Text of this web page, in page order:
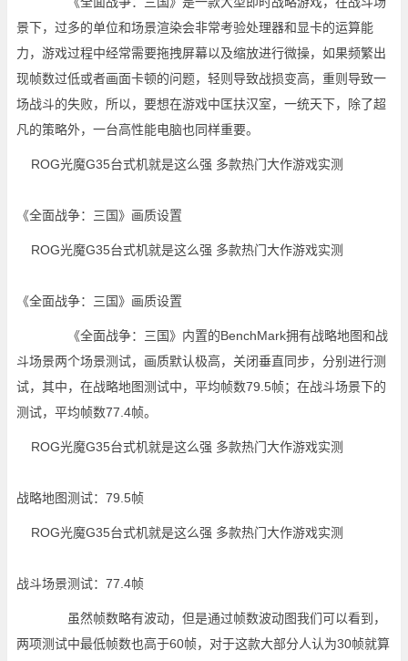
景下，过多的单位和场景渲染会非常考验处理器和显卡的运算能
力，游戏过程中经常需要拖拽屏幕以及缩放进行微操，如果频繁出
现帧数过低或者画面卡顿的问题，轻则导致战损变高，重则导致一
场战斗的失败，所以，要想在游戏中匡扶汉室，一统天下，除了超
凡的策略外，一台高性能电脑也同样重要。
《全面战争：三国》画质设置
《全面战争：三国》画质设置
《全面战争：三国》内置的BenchMark拥有战略地图和战
斗场景两个场景测试，画质默认极高，关闭垂直同步，分别进行测
试，其中，在战略地图测试中，平均帧数79.5帧；在战斗场景下的
测试，平均帧数77.4帧。
战略地图测试：79.5帧
战斗场景测试：77.4帧
虽然帧数略有波动，但是通过帧数波动图我们可以看到，
两项测试中最低帧数也高于60帧，对于这款大部分人认为30帧就算